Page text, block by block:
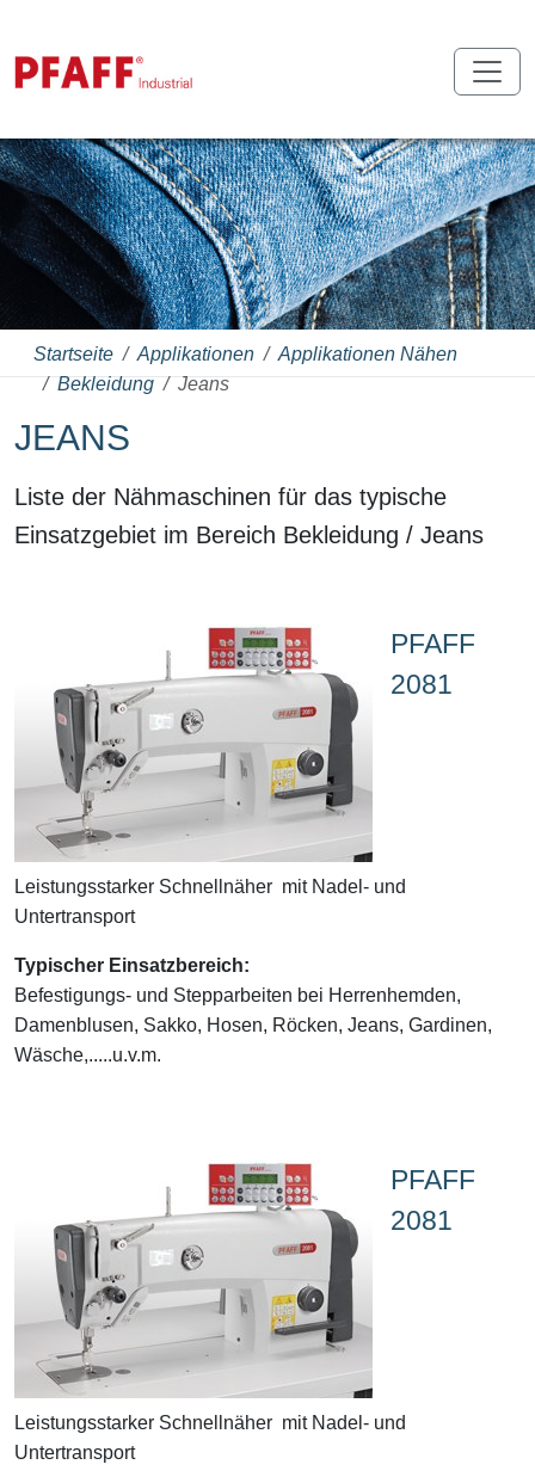
Startseite Applikationen
Applikationen Nähen
Bekleidung
Jeans
JEANS
Liste der Nähmaschinen für das typische
Einsatzgebiet im Bereich Bekleidung / Jeans
PFAFF
2081
Leistungsstarker Schnellnäher mit Nadel- und
Untertransport
Typischer Einsatzbereich:
Befestigungs- und Stepparbeiten bei Herrenhemden,
Damenblusen, Sakko, Hosen, Röcken, Jeans, Gardinen,
Wäsche,.....u.v.m.
PFAFF
2081
Leistungsstarker Schnellnäher mit Nadel- und
Untertransport